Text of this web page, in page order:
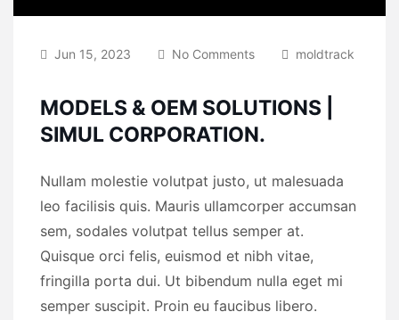
Jun 15, 2023 No Comments moldtrack
MODELS & OEM SOLUTIONS |
SIMUL CORPORATION.
Nullam molestie volutpat justo, ut malesuada
leo facilisis quis. Mauris ullamcorper accumsan
sem, sodales volutpat tellus semper at.
Quisque orci felis, euismod et nibh vitae,
fringilla porta dui. Ut bibendum nulla eget mi
semper suscipit. Proin eu faucibus libero.